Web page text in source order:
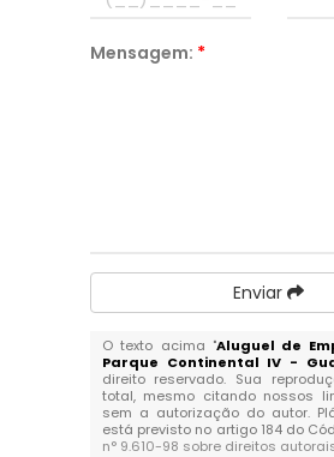
Mensagem: *
Enviar
O texto acima "Aluguel de
Parque Continental IV -
direito reservado. Sua
total, mesmo citando nossos
sem a autorização do autor.
está previsto no artigo 184 do
n° 9.610-98 sobre direitos